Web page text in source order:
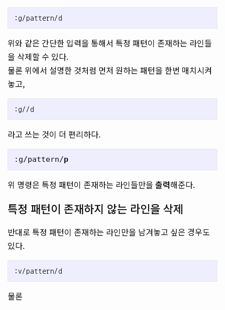
위와 같은 간단한 입력을 통해서 특정 패턴이 존재하는 라인들
을 삭제할 수 있다.
물론 위에서 설명한 것처럼 먼저 원하는 패턴을 한번 매치시켜
놓고,
라고 쓰는 것이 더 편리하다.
:g/pattern/p
위 명령은 특정 패턴이 존재하는 라인들만을 출력해준다.
특정 패턴이 존재하지 않는 라인을 삭제
반대로 특정 패턴이 존재하는 라인만을 남겨놓고 싶은 경우도
있다.
물론